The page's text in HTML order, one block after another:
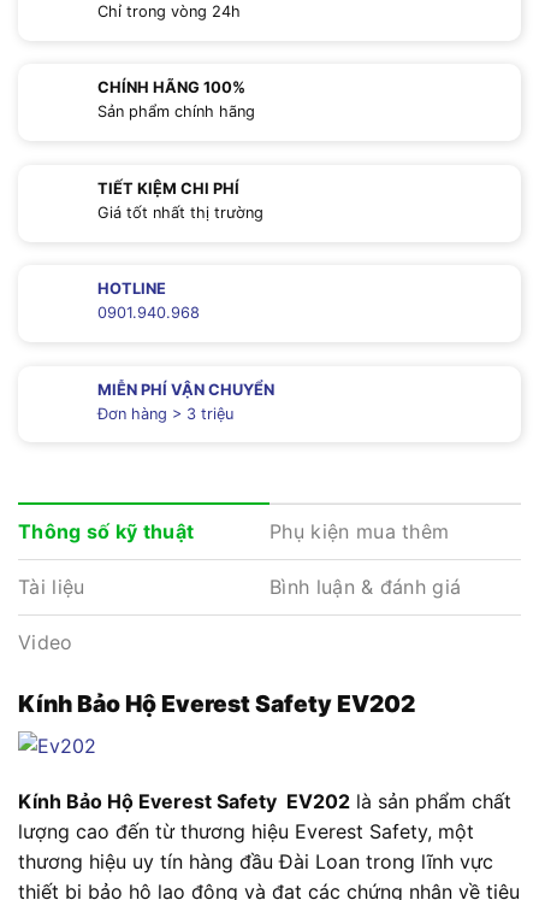
Chỉ trong vòng 24h
CHÍNH HÃNG 100%
Sản phẩm chính hãng
TIẾT KIỆM CHI PHÍ
Giá tốt nhất thị trường
HOTLINE
0901.940.968
MIỄN PHÍ VẬN CHUYỂN
Đơn hàng > 3 triệu
Thông số kỹ thuật Phụ kiện mua thêm
Tài liệu Bình luận & đánh giá
Video
Kính Bảo Hộ Everest Safety EV202
Kính Bảo Hộ Everest Safety EV202 là sản phẩm chất
lượng cao đến từ thương hiệu Everest Safety, một
thương hiệu uy tín hàng đầu Đài Loan trong lĩnh vực
thiết bị bảo hộ lao động và đạt các chứng nhận về tiêu